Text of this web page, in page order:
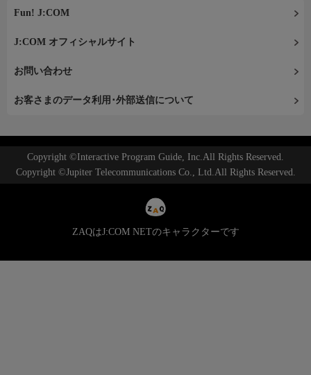
Fun! J:COM
J:COM オフィシャルサイト
お問い合わせ
お客さまのデータ利用･外部送信について
Copyright ©Interactive Program Guide, Inc.All Rights Reserved.
Copyright ©Jupiter Telecommunications Co., Ltd.All Rights Reserved.
ZAQはJ:COM NETのキャラクターです